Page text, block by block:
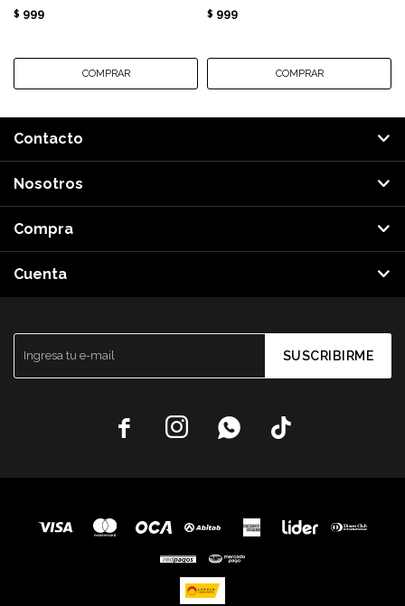
$ 999 $ 999
SUSCRIBIRME
   
Contacto
Nosotros
Compra
Cuenta